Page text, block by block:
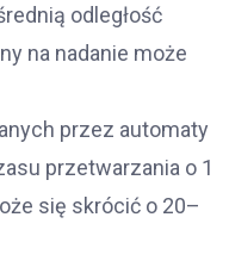
odległość
na nadanie może
przez automaty
przetwarzania o 1
się skrócić o 20–